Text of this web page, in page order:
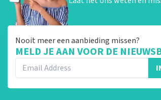
Nooit meer een aanbieding missen?
MELD JE AAN VOOR DE